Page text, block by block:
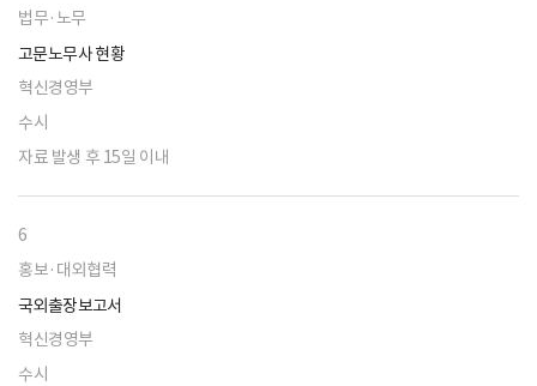
법무·노무
고문노무사 현황
혁신경영부
수시
자료 발생 후 15일 이내
6
홍보·대외협력
국외출장보고서
혁신경영부
수시